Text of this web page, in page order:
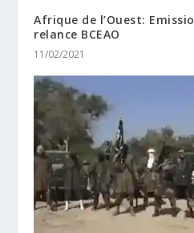
Afrique de l’Ouest:
relance BCEAO
11/02/2021